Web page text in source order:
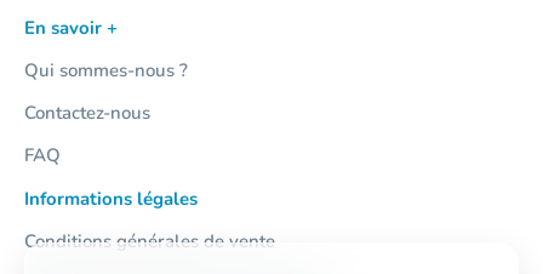
En savoir +
Qui sommes-nous ?
Contactez-nous
FAQ
Informations légales
Conditions générales de vente